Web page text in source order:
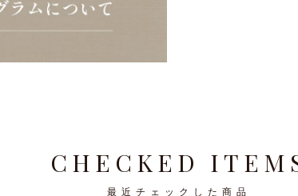
CHECKED
最近チェックした商品